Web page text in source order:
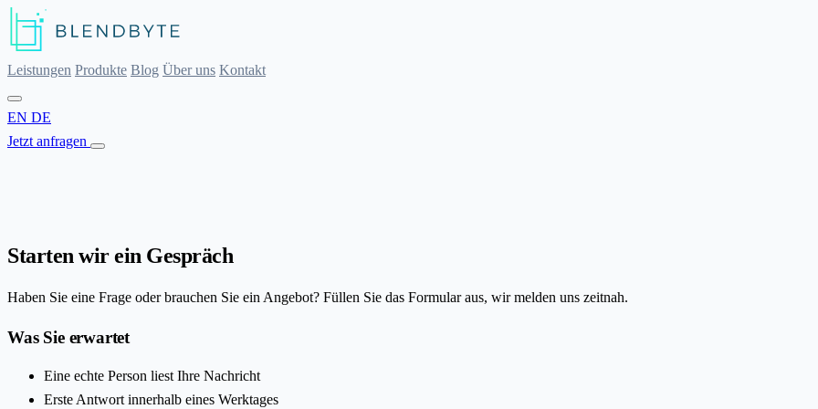
Leistungen Produkte Blog Über uns Kontakt
EN DE
Jetzt anfragen
Starten wir ein Gespräch
Haben Sie eine Frage oder brauchen Sie ein Angebot? Füllen Sie das Formular aus, wir melden uns zeitnah.
Was Sie erwartet
Eine echte Person liest Ihre Nachricht
Erste Antwort innerhalb eines Werktages